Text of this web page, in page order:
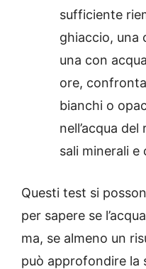
sufficiente
ghiaccio, una
una con
ore,
bianchi o
nell’acqua
sali minerali e
Questi test si
per sapere se
ma, se almeno un
può approfondire la